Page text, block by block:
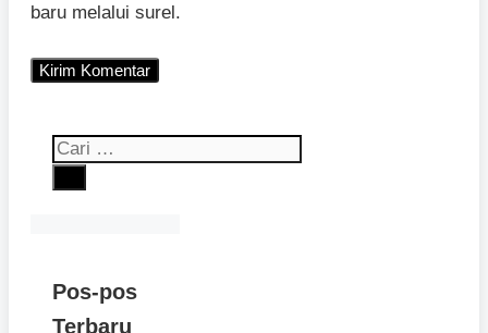
baru melalui surel.
Cari
Pos-pos
Terbaru